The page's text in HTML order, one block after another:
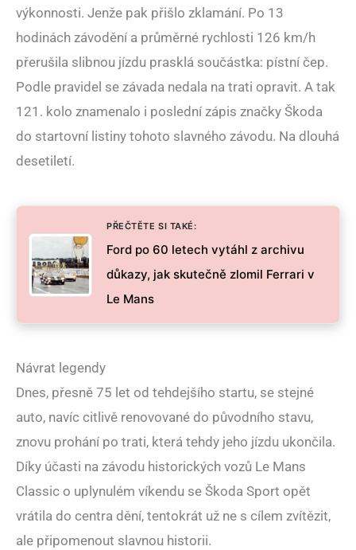
výkonnosti. Jenže pak přišlo zklamání. Po 13
hodinách závodění a průměrné rychlosti 126 km/h
přerušila slibnou jízdu prasklá součástka: pístní čep.
Podle pravidel se závada nedala na trati opravit. A tak
121. kolo znamenalo i poslední zápis značky Škoda
do startovní listiny tohoto slavného závodu. Na dlouhá
desetiletí.
PŘEČTĚTE SI TAKÉ:
Ford po 60 letech vytáhl z archivu
důkazy, jak skutečně zlomil Ferrari v
Le Mans
Návrat legendy
Dnes, přesně 75 let od tehdejšího startu, se stejné
auto, navíc citlivě renovované do původního stavu,
znovu prohání po trati, která tehdy jeho jízdu ukončila.
Díky účasti na závodu historických vozů Le Mans
Classic o uplynulém víkendu se Škoda Sport opět
vrátila do centra dění, tentokrát už ne s cílem zvítězit,
ale připomenout slavnou historii.